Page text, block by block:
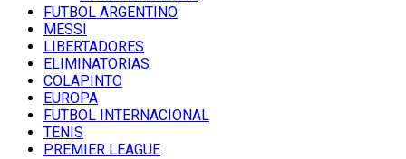
FUTBOL ARGENTINO
MESSI
LIBERTADORES
ELIMINATORIAS
COLAPINTO
EUROPA
FUTBOL INTERNACIONAL
TENIS
PREMIER LEAGUE